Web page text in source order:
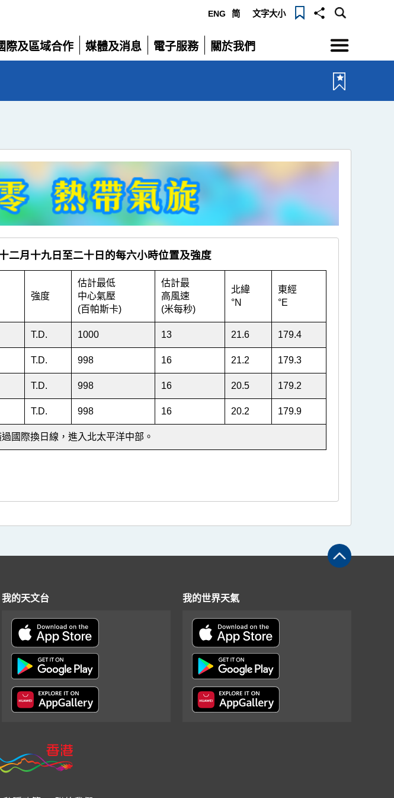
ENG 简 文字大小
際及區域合作
媒體及消息
展
電子服務
展
關於我們
展
選
單
二月十九日至二十日的每六小時位置及強度
強度
估計最低
中心氣壓
(百帕斯卡)
估計最
高風速
(米每秒)
北緯
°N
東經
°E
T.D. 1000 13 21.6 179.4
T.D. 998 16 21.2 179.3
T.D. 998 16 20.5 179.2
T.D. 998 16 20.2 179.9
國際換日線，進入北太平洋中部。
我的天文台 我的世界天氣